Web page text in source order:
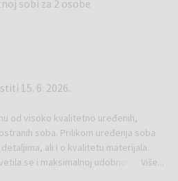
sobi za 2 osobe
15. 6. 2026.
od visoko kvalitetno uređenih,
soba. Prilikom uređenja soba
ali i o kvalitetu materijala.
se i maksimalnoj udobnosti
Više...